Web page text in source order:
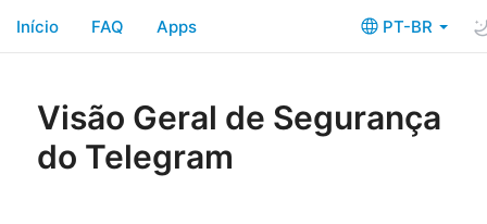
PT-BR
Início FAQ Apps
Visão Geral de Segurança
do Telegram